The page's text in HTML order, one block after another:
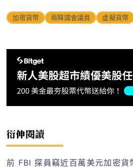
加密貨幣 南韓國會議員 虛擬貨幣
衍伸閱讀
前 FBI 探員竊近百萬美元加密